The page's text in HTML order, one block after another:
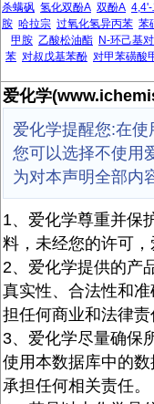
杀螨砜 氢化双酚A 双酚A
胺 哈拉宗 过氧化氢异丙苯 苯
甲胺 乙酸松油酯 N-环己基
苯 对叔戊基苯酚 对甲苯磺酸
爱化学
爱化学提醒您:在
您可以选择不使用
为对本声明全部内
1、爱化学尊重并保
料，未经您的许可，
2、爱化学提供的产
真实性、合法性和
担任何商业和法律责
3、爱化学尽量确保
使用本数据库中的
承担任何相关责任。